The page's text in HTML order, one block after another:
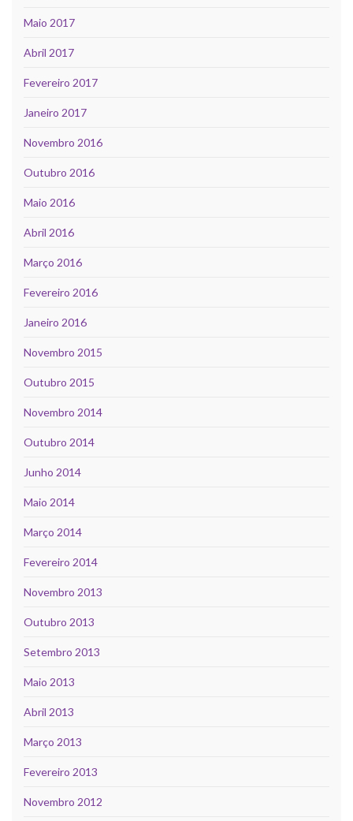
Maio 2017
Abril 2017
Fevereiro 2017
Janeiro 2017
Novembro 2016
Outubro 2016
Maio 2016
Abril 2016
Março 2016
Fevereiro 2016
Janeiro 2016
Novembro 2015
Outubro 2015
Novembro 2014
Outubro 2014
Junho 2014
Maio 2014
Março 2014
Fevereiro 2014
Novembro 2013
Outubro 2013
Setembro 2013
Maio 2013
Abril 2013
Março 2013
Fevereiro 2013
Novembro 2012